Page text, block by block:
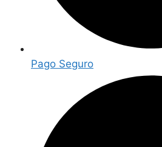
Pago Seguro